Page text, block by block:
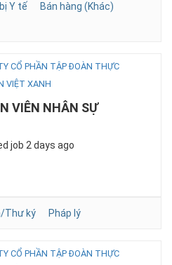
Y tế
Bán hàng (Khác)
CỔ PHẦN TẬP ĐOÀN THỰC
VIỆT XANH
VIÊN NHÂN SỰ
job 2 days ago
Thư ký Pháp lý
CỔ PHẦN TẬP ĐOÀN THỰC